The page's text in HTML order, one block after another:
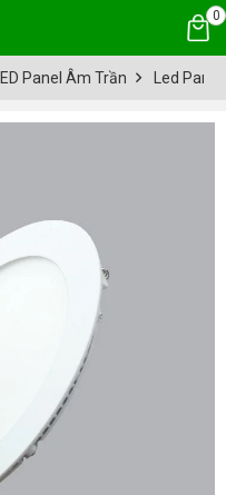
0
LED Panel Âm Trần Led